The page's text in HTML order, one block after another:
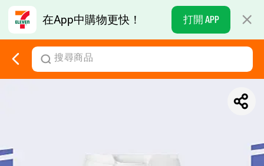
在App中購物更快！ 打開 APP